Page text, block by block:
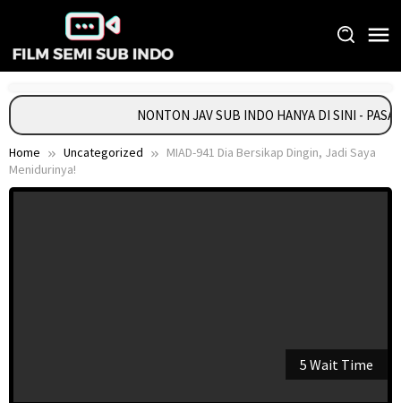
content
NONTON JAV SUB INDO HANYA DI SINI -
Home Uncategorized
MIAD-941 Dia Bersikap Dingin, Jadi Saya
Menidurinya!
5 Wait Time